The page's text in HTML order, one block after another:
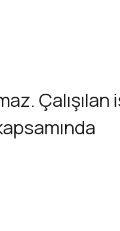
Çalışılan